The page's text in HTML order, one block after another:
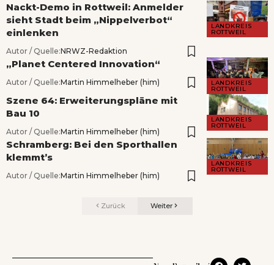
LANDKREIS
ROTTWEIL
Nackt-Demo in Rottweil: Anmelder
sieht Stadt beim „Nippelverbot“
einlenken
Autor / Quelle:NRWZ-Redaktion
LANDKREIS
ROTTWEIL
„Planet Centered Innovation“
Autor / Quelle:Martin Himmelheber (him)
LANDKREIS
ROTTWEIL
Szene 64: Erweiterungspläne mit
Bau 10
Autor / Quelle:Martin Himmelheber (him)
LANDKREIS
ROTTWEIL
Schramberg: Bei den Sporthallen
klemmt’s
Autor / Quelle:Martin Himmelheber (him)
Zurück Weiter